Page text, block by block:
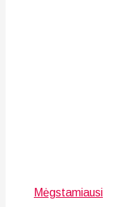
Mėgstamiausi